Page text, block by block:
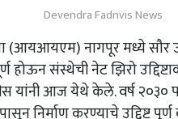
Devendra Fadnvis News
(आयआयएम)नागपूरमध्येसौर
होऊनसंस्थेचीनेटझिरो
यांनीआजयेथेकेले.वर्ष२०३०
निर्माणकरण्याचेउद्दिष्टपूर्ण